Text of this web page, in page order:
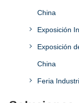
China
Exposición
Exposición
China
Feria